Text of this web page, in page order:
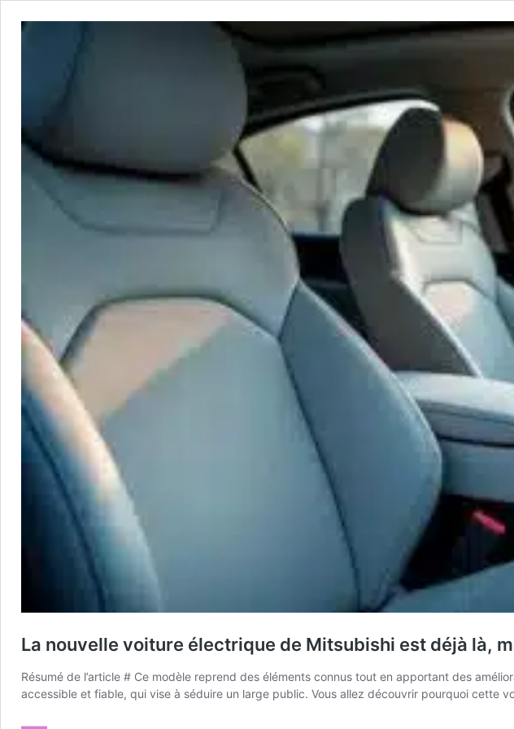
La nouvelle voiture électrique de Mitsubishi est déjà là,
Résumé de l’article # Ce modèle reprend des éléments connus tout en apportant des
accessible et fiable, qui vise à séduire un large public. Vous allez découvrir pourquoi cette